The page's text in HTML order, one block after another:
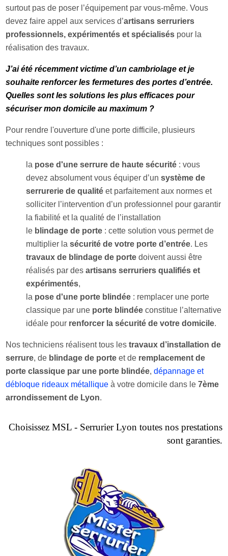
surtout pas de poser l’équipement par vous-même. Vous
devez faire appel aux services d’artisans serruriers
professionnels, expérimentés et spécialisés pour la
réalisation des travaux.
J’ai été récemment victime d’un cambriolage et je
souhaite renforcer les fermetures des portes d’entrée.
Quelles sont les solutions les plus efficaces pour
sécuriser mon domicile au maximum ?
Pour rendre l'ouverture d'une porte difficile, plusieurs
techniques sont possibles :
la pose d'une serrure de haute sécurité : vous
devez absolument vous équiper d’unsystème de
serrurerie de qualité et parfaitement aux normes et
solliciter l’intervention d’un professionnel pour garantir
la fiabilité et la qualité de l’installation
le blindage de porte : cette solution vous permet de
multiplier lasécurité de votre porte d’entrée. Les
travaux de blindage de porte doivent aussi être
réalisés par desartisans serruriers qualifiés et
expérimentés,
la pose d'une porte blindée : remplacer une porte
classique par une porte blindée constitue l’alternative
idéale pour renforcer la sécurité de votre domicile.
Nos techniciens réalisent tous lestravaux d’installation de
serrure, de blindage de porte et de remplacement de
porte classique par une porte blindée,dépannage et
débloque rideaux métallique à votre domicile dans le7ème
arrondissement de Lyon.
Choisissez MSL - Serrurier Lyon toutes nos prestations
sont garanties.